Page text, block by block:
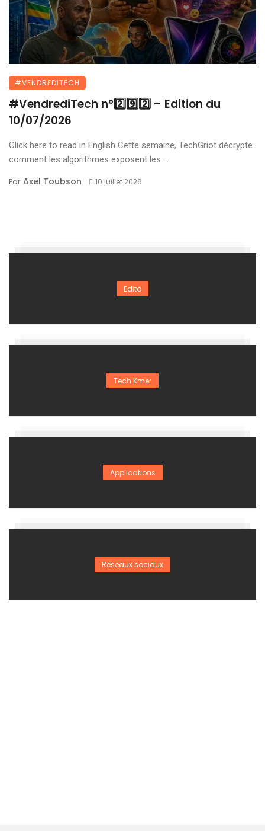
#VENDREDITECH
#VendrediTech n°2️⃣9️⃣2️⃣ – Edition du
10/07/2026
Click here to read in English Cette semaine, TechGriot décrypte
comment les algorithmes exposent les ...
Par Axel Toubson 10 juillet 2026
Edito
Tech Kmer
Applications
Réseaux sociaux